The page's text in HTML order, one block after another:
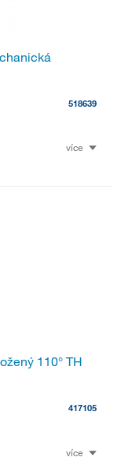
518639
více
110° TH
417105
více